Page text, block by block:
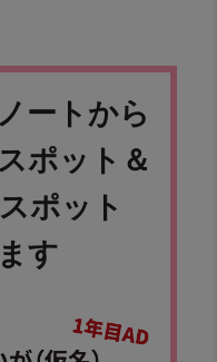
ートから
ポット＆
ポット
す